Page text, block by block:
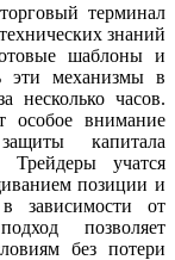
терминал
знаний
шаблоны и
эти механизмы в
несколько часов.
особое внимание
капитала
Трейдеры учатся
позиции и
зависимости от
позволяет
без потери